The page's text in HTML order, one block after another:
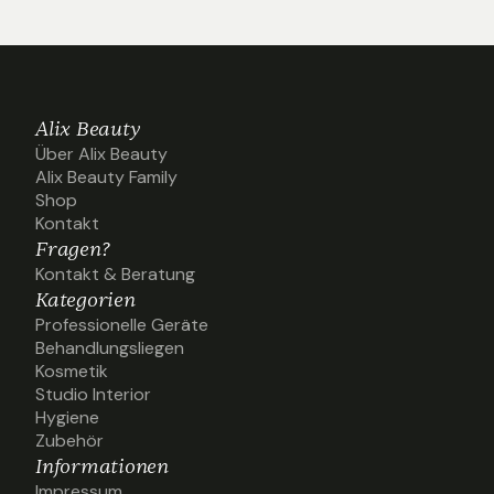
Alix Beauty
Über Alix Beauty
Über Alix Beauty
Alix Beauty Family
Alix Beauty Family
Shop
Shop
Kontakt
Kontakt
Fragen?
Kontakt & Beratung
Kontakt & Beratung
Kategorien
Professionelle Geräte
Professionelle Geräte
Behandlungsliegen
Behandlungsliegen
Kosmetik
Kosmetik
Studio Interior
Studio Interior
Hygiene
Hygiene
Zubehör
Zubehör
Informationen